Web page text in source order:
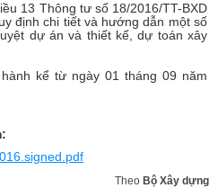
13 Thông tư số 18/2016/TT-BXD
định chi tiết và hướng dẫn một số
dự án và thiết kế, dự toán xây
kể từ ngày 01 tháng 09 năm
Theo Bộ Xây dựng